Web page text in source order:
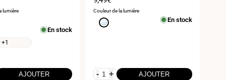
lumière
+1
En stock
AJOUTER
de
vente
Couleur de la lumière
Blanc
En stock
- + AJOUTER